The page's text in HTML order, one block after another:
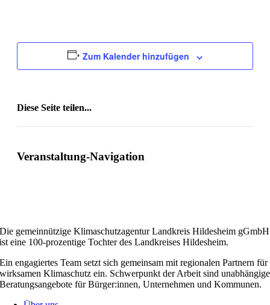
Zum Kalender hinzufügen
Diese Seite teilen...
Veranstaltung-Navigation
Die gemeinnützige Klimaschutzagentur Landkreis Hildesheim gGmbH
ist eine 100-prozentige Tochter des Landkreises Hildesheim.
Ein engagiertes Team setzt sich gemeinsam mit regionalen Partnern für
wirksamen Klimaschutz ein. Schwerpunkt der Arbeit sind unabhängige
Beratungsangebote für Bürger:innen, Unternehmen und Kommunen.